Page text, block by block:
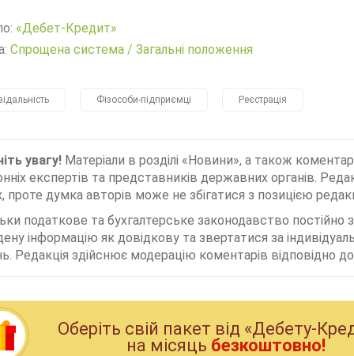
«Дебет-Кредит»
Спрощена система / Загальні положення
Фізособи-підприємці Реєстрація
увагу! Матеріали в розділі «Новини», а також
експертів та представників державних органів.
проте думка авторів може не збігатися з позицією
податкове та бухгалтерське законодавство
інформацію як довідкову та звертатися за
Редакція здійснює модерацію коментарів відповідно
Оберiть свiй пакет вiд «Дебету-
на мiсяць безкоштовно!